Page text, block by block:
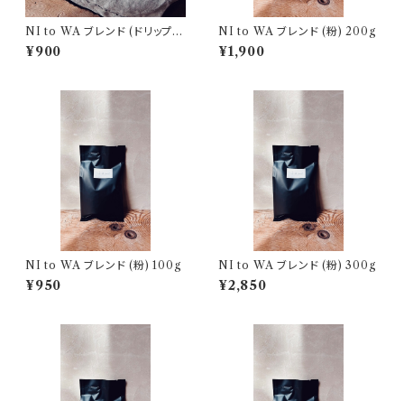
NI to WA ブレンド (ドリップバ
ッグ5個入り)
¥900
NI to WA ブレンド (粉) 200g
¥1,900
NI to WA ブレンド (粉) 100g
¥950
NI to WA ブレンド (粉) 300g
¥2,850